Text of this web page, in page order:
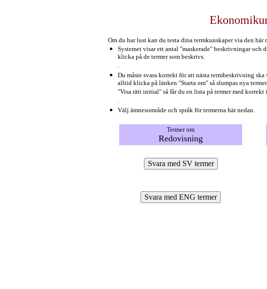
Om du har lust kan du testa dina termkunskaper via den här
Systemet visar ett antal "maskerade" beskrivningar och
klicka på de termer som beskrivs.
.
Du måste svara korrekt för att nästa termbeskrivning
alltid klicka på länken "Starta om" så slumpas nya
"Visa rätt initial" så får du en lista på termer med
.
Välj ämnesområde och språk för termerna här nedan.
Termer om
Redovisning